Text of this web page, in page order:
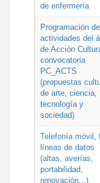
de enfermería
Programación de
actividades del
de Acción
convocatoria
PC_ACTS
(propuestas
de arte, ciencia,
tecnología y
sociedad)
Telefonía móvil,
líneas de datos
(altas, averías,
portabilidad,
renovación...)